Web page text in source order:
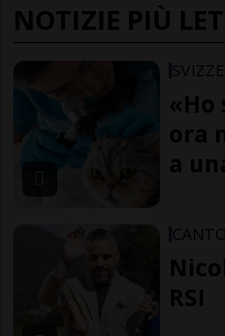
NOTIZIE PIÙ
ora
a
RSI